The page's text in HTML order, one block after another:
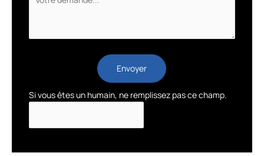
Envoyer
Si vous êtes un humain, ne remplissez pas ce champ.